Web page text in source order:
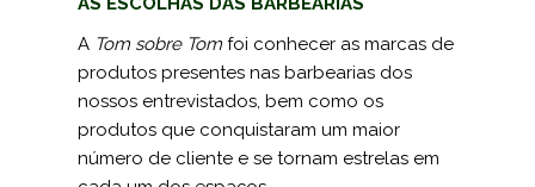
A Tom sobre Tom foi conhecer as marcas de
produtos presentes nas barbearias dos
nossos entrevistados, bem como os
produtos que conquistaram um maior
número de cliente e se tornam estrelas em